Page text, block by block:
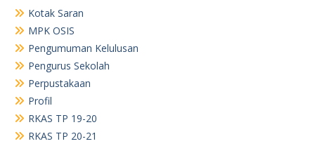
Kotak Saran
MPK OSIS
Pengumuman Kelulusan
Pengurus Sekolah
Perpustakaan
Profil
RKAS TP 19-20
RKAS TP 20-21